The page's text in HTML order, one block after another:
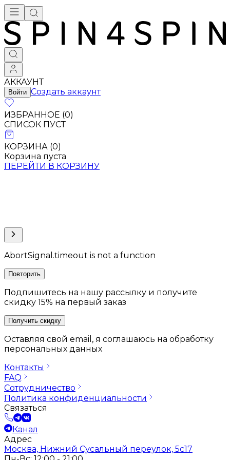
АККАУНТ
Войти Создать аккаунт
ИЗБРАННОЕ (0)
СПИСОК ПУСТ
КОРЗИНА (0)
Корзина пуста
ПЕРЕЙТИ В КОРЗИНУ
AbortSignal.timeout is not a function
Повторить
Подпишитесь на нашу рассылку и получите
скидку 15% на первый заказ
Получить скидку
Оставляя свой email, я соглашаюсь на обработку
персональных данных
Контакты
FAQ
Сотрудничество
Политика конфиденциальности
Связаться
Канал
Адрес
Москва, Нижний Сусальный переулок, 5с17